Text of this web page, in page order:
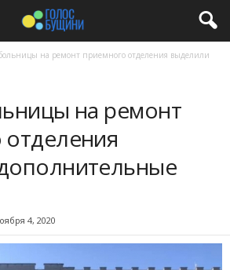
на ремонт приемного отделения выделили
на ремонт
4, 2020